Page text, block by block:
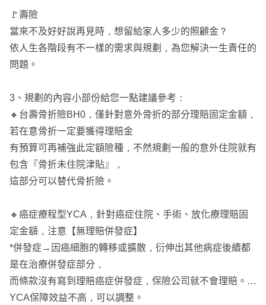
🚩壽險
當來不及好好說再見時，想留給家人多少的照顧金？
依人生各階段有不一樣的需求與規劃，為您解決一生責任的
問題。
3、規劃的內容小部份給您一點建議參考：
🔸台壽骨折險BH0，僅針對意外骨折的部分理賠固定金額，
若在意骨折一定要獲得理賠金
有預算可再補強此定額險種，不然規劃一般的意外住院就有
包含『骨折未住院津貼』，
這部分可以替代骨折險。
🔸癌症療程型YCA，針對癌症住院、手術、放化療理賠固
定金額，注意【無理賠併發症】
*併發症→因癌細胞的轉移或擴散，衍伸出其他病症後續都
是在治療併發症部分，
而條款沒有寫到理賠癌症併發症，保險公司就不會理賠。
YCA保障效益不高，可以調整。